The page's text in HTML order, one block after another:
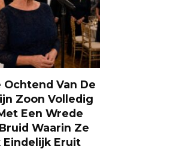
Ochtend Van De
Zoon Volledig
Een Wrede
Waarin Ze
Eindelijk Eruit